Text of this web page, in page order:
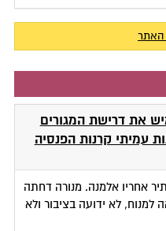
האתר
את דרישת המגורים
עמיתי קרנות הפנסיה
אחריו אלמנה. מנורה דחתה
לא ידועה בציבור ולא